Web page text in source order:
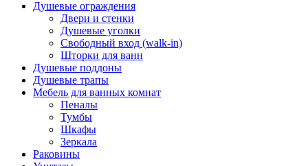
Душевые ограждения
Двери и стенки
Душевые уголки
Свободный вход (walk-in)
Шторки для ванн
Душевые поддоны
Душевые трапы
Мебель для ванных комнат
Пеналы
Тумбы
Шкафы
Зеркала
Раковины